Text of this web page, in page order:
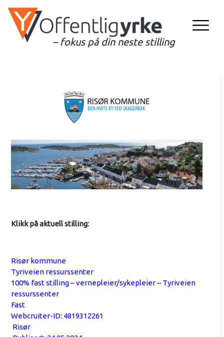
– fokus på din neste stilling
Klikk på aktuell stilling:
Risør kommune
Tyriveien ressurssenter
100% fast stilling – vernepleier/sykepleier – Tyriveien
ressurssenter
Fast
Webcruiter-ID: 4819312261
Risør